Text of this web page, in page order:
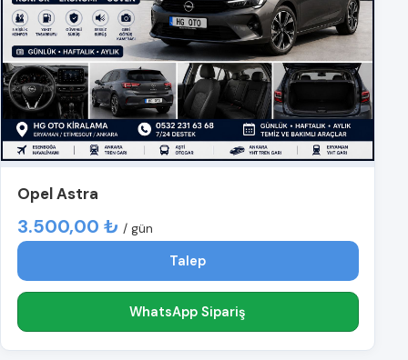
Opel Astra
3.500,00 ₺ / gün
Talep
WhatsApp Sipariş